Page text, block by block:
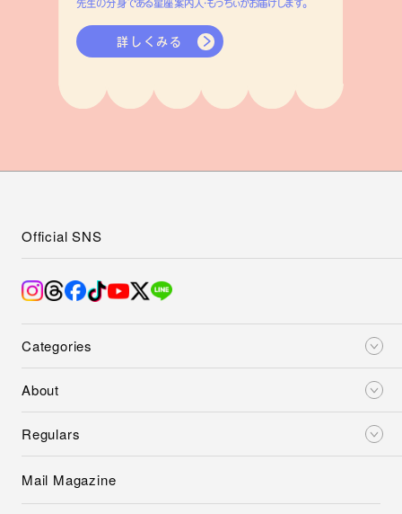
詳しくみる
Categories
About
Regulars
Official SNS
Mail Magazine